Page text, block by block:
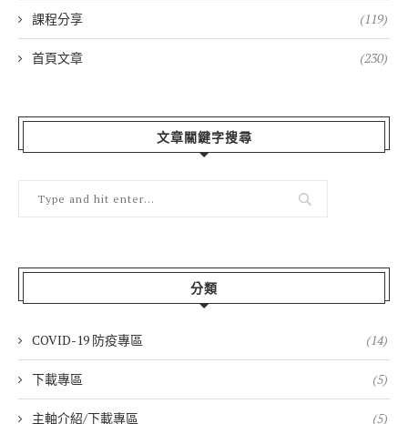
課程分享 (119)
首頁文章 (230)
文章關鍵字搜尋
分類
COVID-19 防疫專區 (14)
下載專區 (5)
主軸介紹/下載專區 (5)